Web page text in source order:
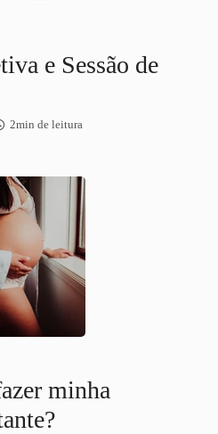
e Sessão de
2min de leitura
minha